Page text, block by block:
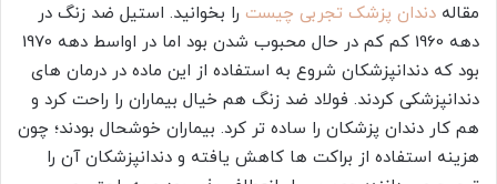
مقاله دندان پزشک تجربی چیست را بخوانید. استیل ضد زنگ در
دهه 1960 کم کم در حال محبوب شدن بود اما در اواسط دهه 1970
بود که دندانپزشکان شروع به استفاده از این ماده در درمان های
دندانپزشکی کردند. فولاد ضد زنگ هم خیال بیماران را راحت کرد و
هم کار دندان پزشکان را ساده تر کرد. بیماران خوشحال بودند؛ چون
هزینه استفاده از براکت ها کاهش یافته و دندانپزشکان آن را